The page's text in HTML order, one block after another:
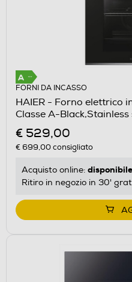
FORNI DA INCASSO
HAIER - Forno elettrico
Classe A-Black,Stainless
€ 529,00
€ 699,00consigliato
Acquisto online: disponibile
Ritiro in negozio in 30'